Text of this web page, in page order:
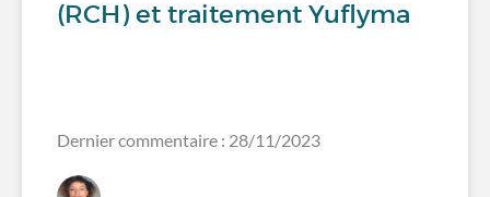
(RCH) et traitement Yuflyma
Dernier commentaire : 28/11/2023